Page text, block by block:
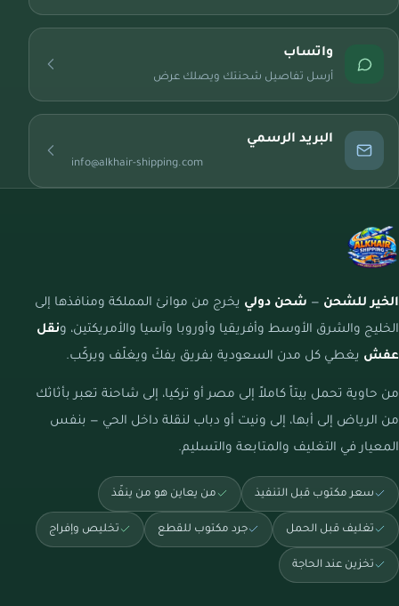
واتساب
أرسل تفاصيل شحنتك ويصلك عرض
البريد الرسمي
info@alkhair-shipping.com
الخير للشحن — شحن دولي يخرج من موانئ المملكة ومنافذها إلى
الخليج والشرق الأوسط وأفريقيا وأوروبا وآسيا والأمريكتين، ونقل
عفش يغطي كل مدن السعودية بفريق يفكّ ويغلّف ويركّب.
من حاوية تحمل بيتاً كاملاً إلى مصر أو تركيا، إلى شاحنة تعبر بأثاثك
من الرياض إلى أبها، إلى ونيت أو دباب لنقلة داخل الحي — بنفس
المعيار في التغليف والمتابعة والتسليم.
سعر مكتوب قبل التنفيذ من يعاين هو من ينفّذ
تغليف قبل الحمل جرد مكتوب للقطع تخليص وإفراج
تخزين عند الحاجة